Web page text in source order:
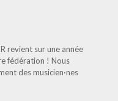
revient sur une année
fédération ! Nous
des musicien·nes